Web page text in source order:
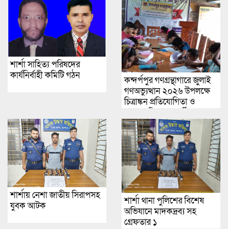
শার্শা সাহিত্য পরিষদের
কার্যনির্বাহী কমিটি গঠন
কন্দর্পপুর গণগ্রন্থাগারে জুলাই
গণঅভ্যুত্থান ২০২৬ উপলক্ষে
চিত্রাঙ্কন প্রতিযোগিতা ও
শার্শায় নেশা জাতীয় সিরাপসহ
যুবক আটক
শার্শা থানা পুলিশের বিশেষ
অভিযানে মাদকদ্রব্য সহ
গ্রেফতার ১